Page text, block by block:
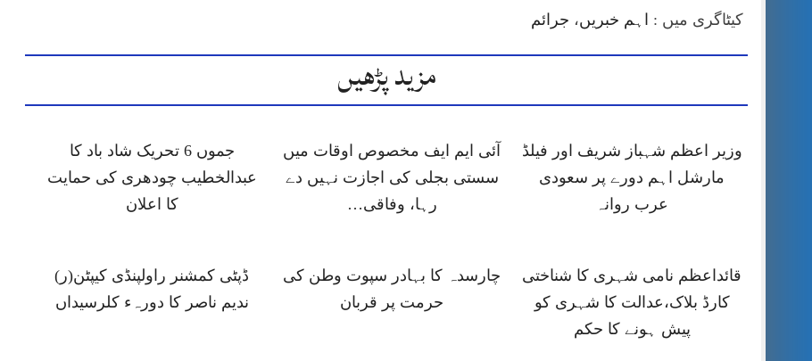
کیٹاگری میں : اہم خبریں، جرائم
مزید پڑھیں
وزیر اعظم شہباز شریف اور فیلڈ
مارشل اہم دورے پر سعودی
عرب روانہ
آئی ایم ایف مخصوص اوقات میں
سستی بجلی کی اجازت نہیں دے
رہا، وفاقی…
جموں 6 تحریک شاد باد کا
عبدالخطیب چودھری کی حمایت
کا اعلان
قائداعظم نامی شہری کا شناختی
کارڈ بلاک،عدالت کا شہری کو
پیش ہونے کا حکم
چارسدہ کا بہادر سپوت وطن کی
حرمت پر قربان
ڈپٹی کمشنر راولپنڈی کیپٹن(ر)
ندیم ناصر کا دورہء کلرسیداں